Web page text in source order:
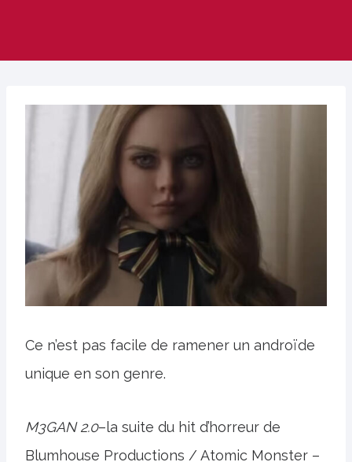
Ce n’est pas facile de ramener un androïde
unique en son genre.
M3GAN 2.0–la suite du hit d’horreur de
Blumhouse Productions / Atomic Monster –